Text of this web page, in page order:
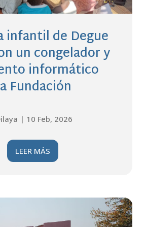
infantil de Degue
un congelador y
informático
Fundación
| 10 Feb, 2026
LEER MÁS